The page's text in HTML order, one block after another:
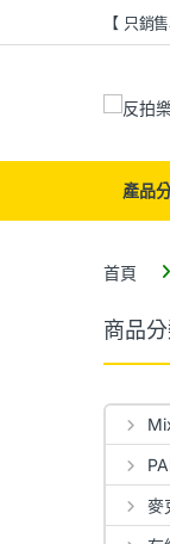
【 只銷
產品
首頁
商品
麥